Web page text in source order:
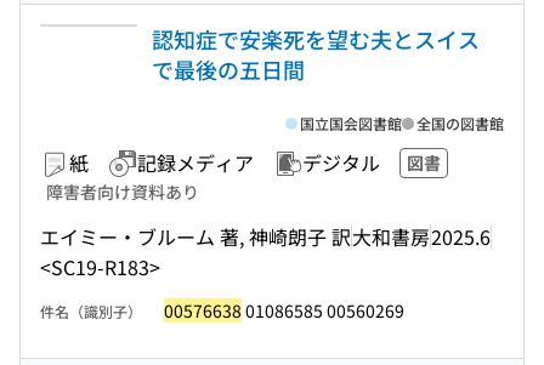
認知症で安楽死を望む夫とスイス
で最後の五日間
紙 記録メディア デジタル
図書
障害者向け資料あり
エイミー・ブルーム 著, 神崎朗子 訳大和書房2025.6
<SC19-R183>
国立国会図書館 全国の図書館
件名（識別子） 00576638 01086585 00560269